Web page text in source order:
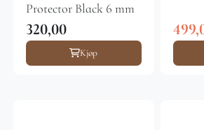
Protector Black 6 mm
320,00
Kjøp